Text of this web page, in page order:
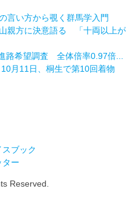
言い方から覗く群馬学入門
親方に決意語る 「十両以上が
路希望調査 全体倍率0.97倍...
月11日、桐生で第10回着物
Reserved.